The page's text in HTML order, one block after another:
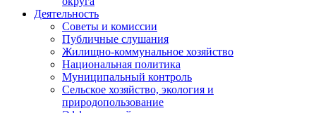
Деятельность
Советы и комиссии
Публичные слушания
Жилищно-коммунальное хозяйство
Национальная политика
Муниципальный контроль
Сельское хозяйство, экология и
природопользование